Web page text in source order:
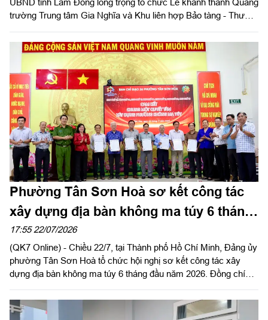
UBND tỉnh Lâm Đồng long trọng tổ chức Lễ khánh thành Quảng
trường Trung tâm Gia Nghĩa và Khu liên hợp Bảo tàng - Thư
vực Tây Nguyên - Duyên hải Nam Trung Bộ tính đến thời điểm
này. Dự lễ khánh thành có: Đại tướng Phan Văn Giang, Ủy viên
Bộ Chính trị, Phó Thủ tướng Chính phủ, Bộ trưởng Bộ Quốc
phòng; Trung tướng Lê Xuân Thế, Ủy viên Ban Chấp hành
Trung ương Đảng, Ủy viên Quân ủy Trung ương, Phó Bí thư
Đảng ủy, Tư lệnh Quân khu 7.
Phường Tân Sơn Hoà sơ kết công tác
xây dựng địa bàn không ma túy 6 tháng
đầu năm 2026
17:55 22/07/2026
(QK7 Online) - Chiều 22/7, tại Thành phố Hồ Chí Minh, Đảng ủy
phường Tân Sơn Hoà tổ chức hội nghị sơ kết công tác xây
dựng địa bàn không ma túy 6 tháng đầu năm 2026. Đồng chí
dân phường dự và phát biểu chỉ đạo.